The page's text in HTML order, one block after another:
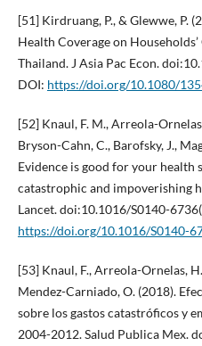
[51] Kirdruang, P., & Glewwe, P.
Health Coverage on
Thailand. J Asia Pac Econ.
DOI: https://doi.org/10.1080/
[52] Knaul, F. M., Arreola-
Bryson-Cahn, C., Barofsky, J.,
Evidence is good for your
catastrophic and impoverishing
Lancet. doi:10.1016/S0140-
https://doi.org/10.1016/S0140-
[53] Knaul, F., Arreola-Ornelas,
Mendez-Carniado, O. (2018).
sobre los gastos catastróficos y
2004-2012. Salud Publica Mex.